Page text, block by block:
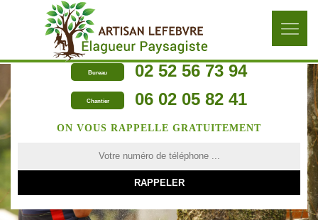
Bureau 02 52 56 73 94
Chantier 06 02 05 82 41
ON VOUS RAPPELLE GRATUITEMENT